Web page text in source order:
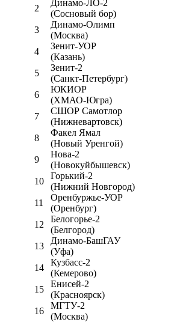
2
Динамо-ЛО-2
(Сосновый бор)
3
Динамо-Олимп
(Москва)
4
Зенит-УОР
(Казань)
5
Зенит-2
(Санкт-Петербург)
6
ЮКИОР
(ХМАО-Югра)
7
СШОР Самотлор
(Нижневартовск)
8
Факел Ямал
(Новый Уренгой)
9
Нова-2
(Новокуйбышевск)
10
Горький-2
(Нижний Новгород)
11
Оренбуржье-УОР
(Оренбург)
12
Белогорье-2
(Белгород)
13
Динамо-БашГАУ
(Уфа)
14
Кузбасс-2
(Кемерово)
15
Енисей-2
(Красноярск)
16
МГТУ-2
(Москва)